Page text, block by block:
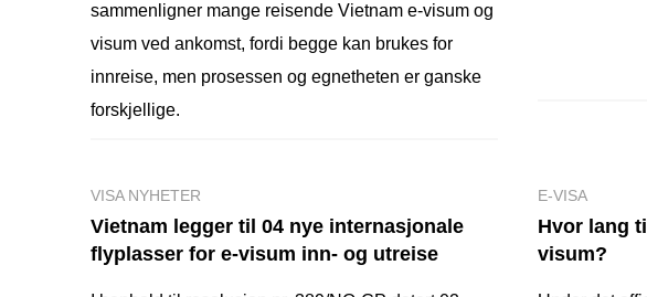
sammenligner mange reisende Vietnam e-visum og
visum ved ankomst, fordi begge kan brukes for
innreise, men prosessen og egnetheten er ganske
forskjellige.
VISA NYHETER
Vietnam legger til 04 nye internasjonale
flyplasser for e-visum inn- og utreise
E-VISA
Hvor lang
visum?